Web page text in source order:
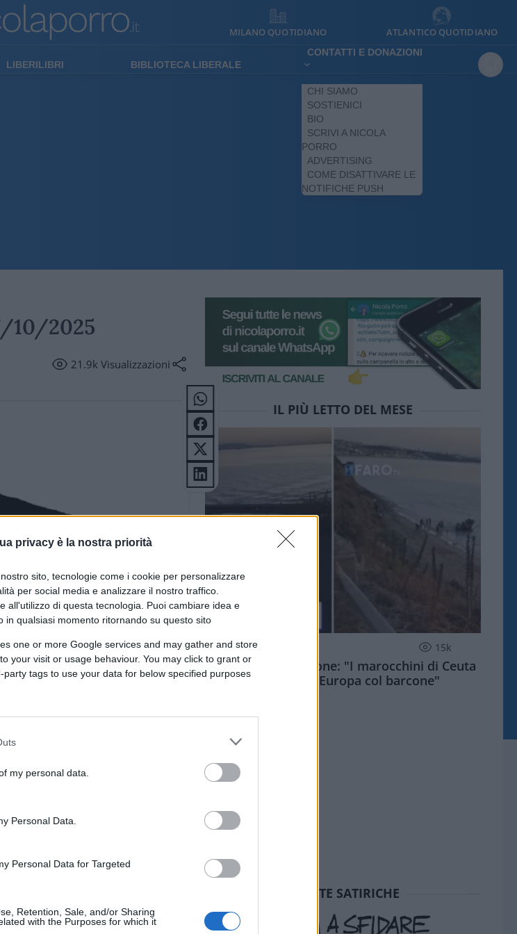
privacy è la nostra priorità
sito, tecnologie come i cookie per personalizzare
per social media e analizzare il nostro traffico.
all'utilizzo di questa tecnologia. Puoi cambiare idea e
in qualsiasi momento ritornando su questo sito
one or more Google services and may gather and store
your visit or usage behaviour. You may click to grant or
tags to use your data for below specified purposes
my personal data.
Personal Data.
Personal Data for Targeted
Retention, Sale, and/or Sharing
with the Purposes for which it
MILANO QUOTIDIANO ATLANTICO QUOTIDIANO
LIBERILIBRI BIBLIOTECA LIBERALE
CONTATTI E DONAZIONI
CHI SIAMO
SOSTIENICI
BIO
SCRIVI A NICOLA
PORRO
ADVERTISING
COME DISATTIVARE LE
NOTIFICHE PUSH
10/2025
21.9kVisualizzazioni
IL PIÙ LETTO DEL MESE
ESTERI 15k
Meloni aveva ragione: "I marocchini di Ceuta
sbarcano in Europa col barcone"
SEDUTE SATIRICHE